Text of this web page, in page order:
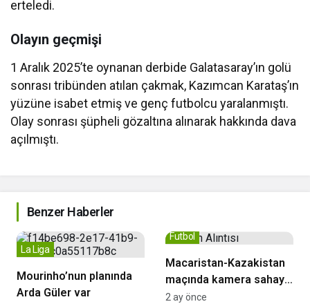
erteledi.
Olayın geçmişi
1 Aralık 2025’te oynanan derbide Galatasaray’ın golü
sonrası tribünden atılan çakmak, Kazımcan Karataş’ın
yüzüne isabet etmiş ve genç futbolcu yaralanmıştı.
Olay sonrası şüpheli gözaltına alınarak hakkında dava
açılmıştı.
Benzer Haberler
Mourinho’nun planında
Arda Güler var
La Liga
Macaristan-Kazakistan
maçında kamera sahaya
düştü
Futbol
2 ay önce